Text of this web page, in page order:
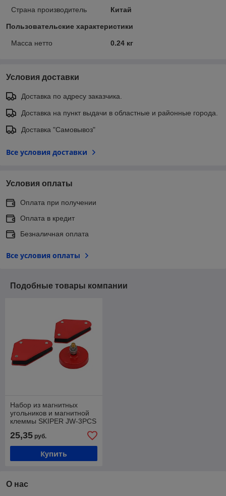
Страна производитель Китай
Пользовательские характеристики
Масса нетто 0.24 кг
Условия доставки
Доставка по адресу заказчика.
Доставка на пункт выдачи в областные и районные города.
Доставка "Самовывоз"
Все условия доставки
Условия оплаты
Оплата при получении
Оплата в кредит
Безналичная оплата
Все условия оплаты
Подобные товары компании
Набор из магнитных
угольников и магнитной
клеммы SKIPER JW-3PCS
25,35 руб.
Купить
О нас